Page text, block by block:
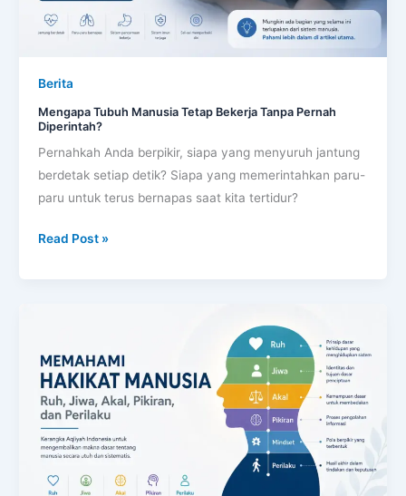
Berita
Mengapa Tubuh Manusia Tetap Bekerja Tanpa Pernah
Diperintah?
Pernahkah Anda berpikir, siapa yang menyuruh jantung
berdetak setiap detik? Siapa yang memerintahkan paru-
paru untuk terus bernapas saat kita tertidur?
Read Post »
Software,
Ruh,
Jiwa,
dan
Akal